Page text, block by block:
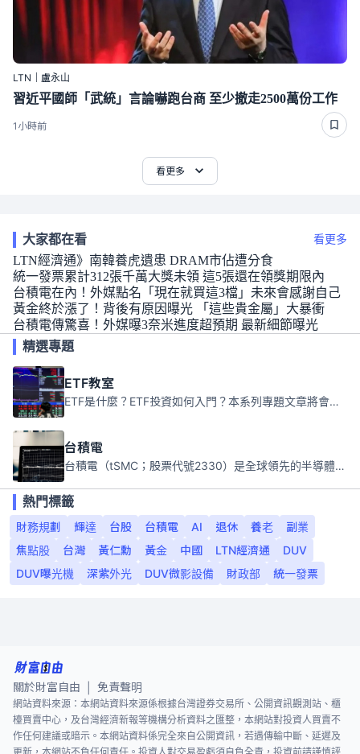
LTN｜盧永山
習近平國師「武統」言論嚇跑台商 至少撤走2500萬份工作
1小時前
看更多
大家都在看 看更多
LTN經濟通》南韓養虎遺患 DRAM市佔遭分食
統一發票累計312張千萬大獎未領 這5張還在領獎期限內
台積電在內！外媒點名「現在就買這3檔」未來會感謝自己
黃金終於漲了！背後有原因曝光 「這些貴金屬」大暴衝
台積電傳驚喜！外媒曝3奈米進度超預期 最新細節曝光
精選專題
ETF教室
ETF是什麼？ETF投資如何入門？本系列專題文章將會告訴你新手必須知道的ETF基礎知識。
台積電
台積電（tSMC；股票代號2330）是全球領先的半導體代工公司，成立於1987年，總部位於台灣新竹。且已於美國、日本、德國及中國設廠，台積電是全球首家專業積體電路製造服務公司，也是全球最先進和最大規模的半導體代工廠。
熱門標籤
財務規劃
輝達 台股 台積電 AI 退休 養老
副業
焦點股
台灣 黃仁勳 黃金 中國 LTN經濟通
DUV
DUV曝光機
深紫外光 DUV微影設備 財政部 統一發票
關於財富自由 免責聲明
網站資料來源：本網站資料來源係根據台灣證券交易所、公開資訊觀測站、櫃
檯買賣中心，及台灣經濟新報等機構分析資料之匯整，本網站對投資人買賣不
作任何建議或暗示。本網站資料係完全來自公開資訊，若遇傳輸中斷、延遲及